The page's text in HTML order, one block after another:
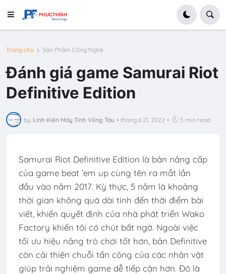
Trang chủ Sản Phẩm Công Nghệ
Đánh giá game Samurai Riot
Definitive Edition
by Linh Kiện Máy Tính Vũng Tàu • tháng 6 21, 2022 • 5 min read
Samurai Riot Definitive Edition là bản nâng cấp
của game beat ’em up cùng tên ra mắt lần
đầu vào năm 2017. Kỳ thực, 5 năm là khoảng
thời gian không quá dài tính đến thời điểm bài
viết, khiến quyết định của nhà phát triển Wako
Factory khiến tôi có chút bất ngờ. Ngoài việc
tối ưu hiệu năng trò chơi tốt hơn, bản Definitive
còn cải thiện chuỗi tấn công của các nhân vật
giúp trải nghiệm game dễ tiếp cận hơn. Đó là